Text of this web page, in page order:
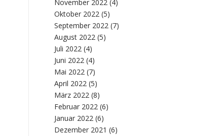
November 2022 (4)
Oktober 2022 (5)
September 2022 (7)
August 2022 (5)
Juli 2022 (4)
Juni 2022 (4)
Mai 2022 (7)
April 2022 (5)
März 2022 (8)
Februar 2022 (6)
Januar 2022 (6)
Dezember 2021 (6)